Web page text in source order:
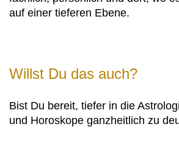
Dein Lernpensum gestaltest Du
Bedürfnissen. Die Kurse sind
Mit den Kursen kannst Du
intensiv Du lernst. Bei einer
Auffassungsgabe und hohen
auf einer tieferen Ebene.
Willst Du das auch?
Bist Du bereit, tiefer in die
und Horoskope ganzheitlich zu